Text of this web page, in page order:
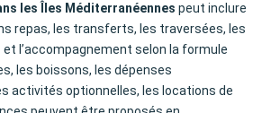
les Îles Méditerranéennes peut inclure
repas, les transferts, les traversées, les
l’accompagnement selon la formule
les boissons, les dépenses
activités optionnelles, les locations de